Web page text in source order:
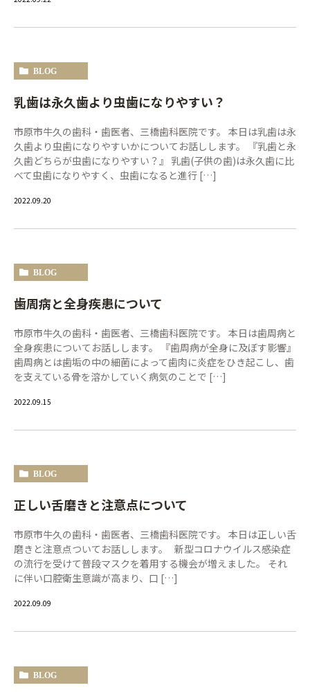
BLOG
乳歯は永久歯より虫歯になりやすい？
市原市牛久の歯科・歯医者、三橋歯科医院です。 本日は乳歯は永
久歯より虫歯になりやすいかについてお話しします。 『乳歯と永
久歯どちらが虫歯になりやすい？』 乳歯(子供の歯)は永久歯に比
べて虫歯になりやすく、虫歯になると進行 […]
2022.09.20
BLOG
歯周病と全身疾患について
市原市牛久の歯科・歯医者、三橋歯科医院です。 本日は歯周病と
全身疾患についてお話しします。 『歯周病が全身に及ぼす影響』
歯周病とは歯垢の中の細菌によって歯肉に炎症をひき起こし、歯
を支えている骨を溶かしていく病気のことで […]
2022.09.15
BLOG
正しい舌磨きと注意点について
市原市牛久の歯科・歯医者、三橋歯科医院です。 本日は正しい舌
磨きと注意点ついてお話しします。 新型コロナウイルス感染症
の流行を受けて普段マスクを着用する機会が増えました。 それ
に伴い口腔衛生意識が高まり、口 […]
2022.09.09
BLOG